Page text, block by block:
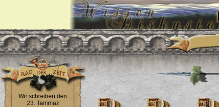
Wir schreiben den
23. Tammaz